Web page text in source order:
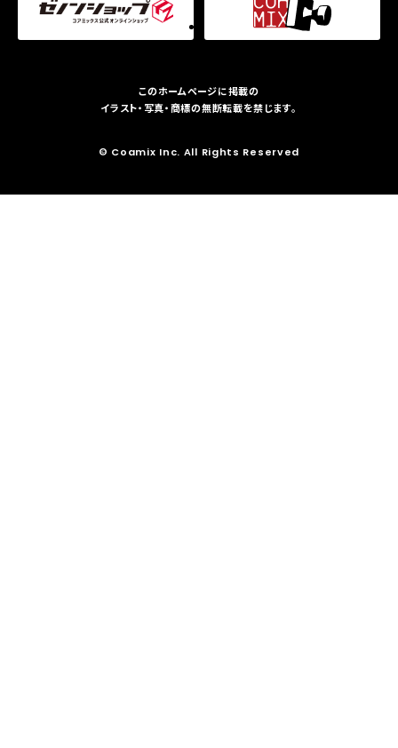
このホームページに掲載の
イラスト・写真・商標の無断転載を禁じます。
© Coamix Inc. All Rights Reserved